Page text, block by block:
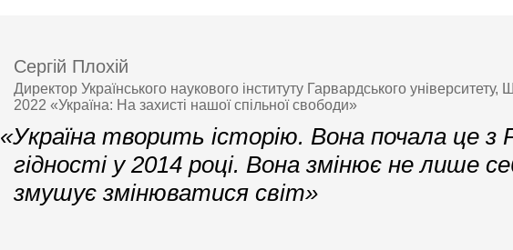
Сергій Плохій
Директор Українського наукового інституту Гарвардського університету,
2022 «Україна: На захисті нашої спільної свободи»
«Україна творить історію. Вона почала це з
гідності у 2014 році. Вона змінює не лише
змушує змінюватися світ»